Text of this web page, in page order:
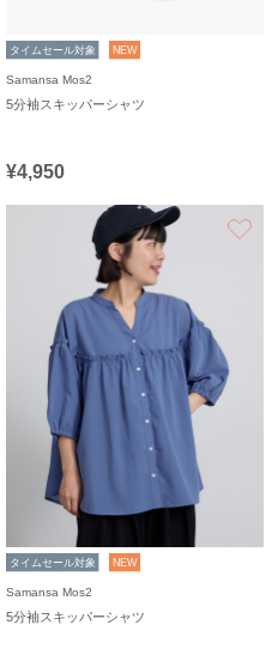
タイムセール対象 NEW
Samansa Mos2
5分袖スキッパーシャツ
¥4,950
タイムセール対象 NEW
Samansa Mos2
5分袖スキッパーシャツ